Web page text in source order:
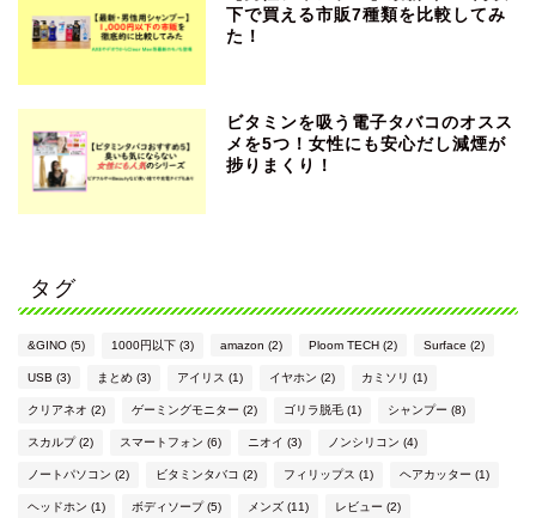
下で買える市販7種類を比較してみ
た！
ビタミンを吸う電子タバコのオスス
メを5つ！女性にも安心だし減煙が
捗りまくり！
タグ
&GINO (5) 1000円以下 (3) amazon (2) Ploom TECH (2) Surface (2)
USB (3) まとめ (3) アイリス (1) イヤホン (2) カミソリ (1)
クリアネオ (2) ゲーミングモニター (2) ゴリラ脱毛 (1) シャンプー (8)
スカルプ(2) スマートフォン (6) ニオイ (3) ノンシリコン (4)
ノートパソコン (2) ビタミンタバコ (2) フィリップス (1) ヘアカッター (1)
ヘッドホン (1) ボディソープ(5) メンズ (11) レビュー (2)